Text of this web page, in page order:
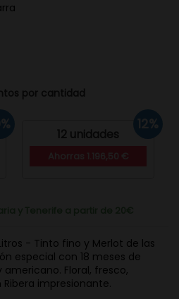
por cantidad
12 unidades
12%
Litros - Tinto fino y Merlot de las
especial con 18 meses de
Floral, fresco,
impresionante.